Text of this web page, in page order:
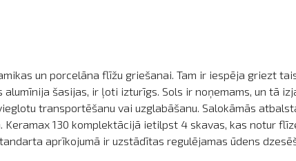
un porcelāna flīžu griešanai. Tam ir iespēja griezt
šasijas, ir ļoti izturīgs. Sols ir noņemams, un tā
transportēšanu vai uzglabāšanu. Salokāmās
130 komplektācijā ietilpst 4 skavas, kas notur
aprīkojumā ir uzstādītas regulējamas ūdens